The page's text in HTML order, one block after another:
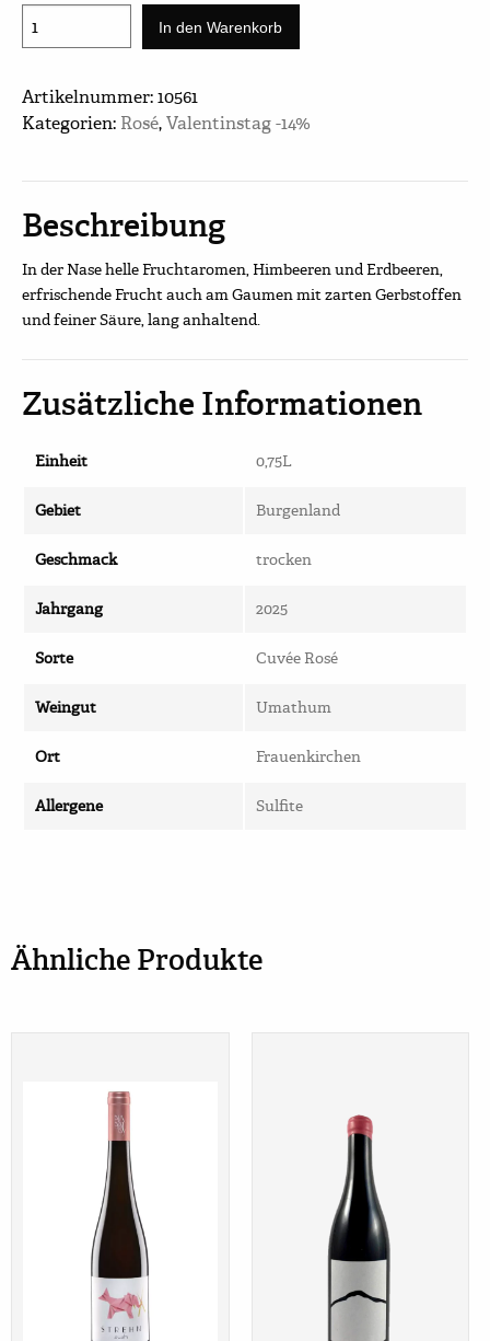
Menge
In den Warenkorb
Artikelnummer:10561
Kategorien: Rosé,Valentinstag -14%
Beschreibung
In der Nase helle Fruchtaromen, Himbeeren und Erdbeeren,
erfrischende Frucht auch am Gaumen mit zarten Gerbstoffen
und feiner Säure, lang anhaltend.
Zusätzliche Informationen
Einheit 0,75L
Gebiet Burgenland
Geschmack trocken
Jahrgang 2025
Sorte Cuvée Rosé
Weingut Umathum
Ort Frauenkirchen
Allergene Sulfite
Ähnliche Produkte